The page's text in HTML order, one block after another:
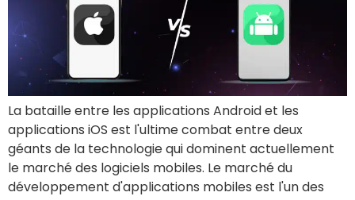
La bataille entre les applications Android et les
applications iOS est l'ultime combat entre deux
géants de la technologie qui dominent actuellement
le marché des logiciels mobiles. Le marché du
développement d'applications mobiles est l'un des